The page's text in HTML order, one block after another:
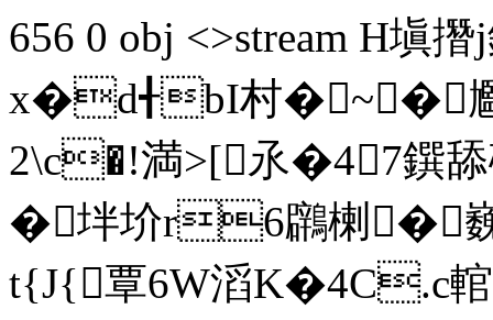
656 0 obj <>stream H
x�d╉bI村�~� 尷
2\c�!満>[氶�47鐉舔
�坢圿r6鸊楋�
t{J{覃6W滔K�4C.c輨